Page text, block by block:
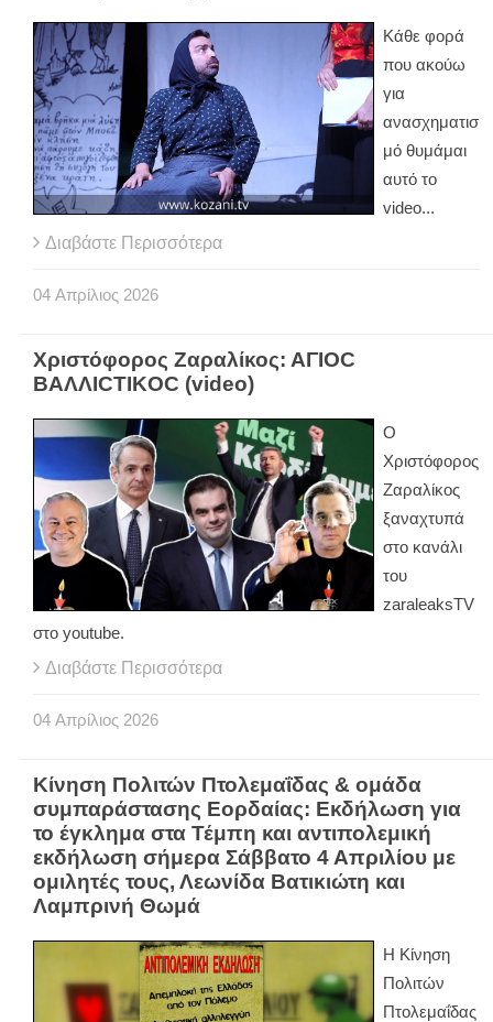
Κάθε φορά
που ακούω
για
ανασχηματισ
μό θυμάμαι
αυτό το
video...
Διαβάστε Περισσότερα
04 Απρίλιος 2026
Χριστόφορος Ζαραλίκος: ΑΓΙΟC
BAΛΛΙCTIKOC (video)
Ο
Χριστόφορος
Ζαραλίκος
ξαναχτυπά
στο κανάλι
του
zaraleaksTV
στο youtube.
Διαβάστε Περισσότερα
04 Απρίλιος 2026
Κίνηση Πολιτών Πτολεμαΐδας & ομάδα
συμπαράστασης Εορδαίας: Εκδήλωση για
το έγκλημα στα Τέμπη και αντιπολεμική
εκδήλωση σήμερα Σάββατο 4 Απριλίου με
ομιλητές τους, Λεωνίδα Βατικιώτη και
Λαμπρινή Θωμά
Η Κίνηση
Πολιτών
Πτολεμαΐδας